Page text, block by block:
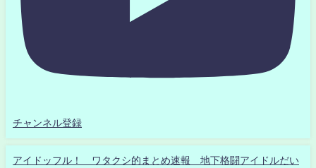
チャンネル登録
アイドッフル！ ワタクシ的まとめ速報 地下格闘アイドルだい